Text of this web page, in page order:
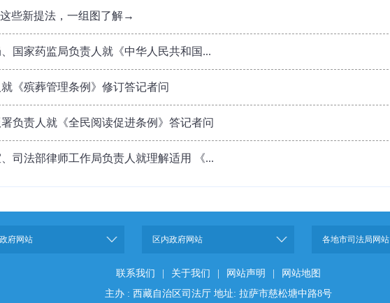
些新提法，一组图了解→
国家药监局负责人就《中华人民共和国...
《殡葬管理条例》修订答记者问
负责人就《全民阅读促进条例》答记者问
司法部律师工作局负责人就理解适用 《...
府网站 区内政府网站 各地市司法局网站
联系我们 关于我们 网站声明
网站地图
主办 : 西藏自治区司法厅 地址: 拉萨市慈松塘中路8号